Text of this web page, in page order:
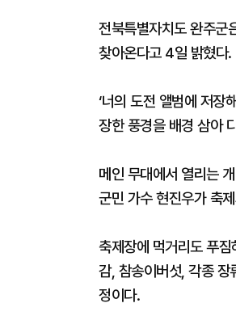
전북특별자치도 완주
찾아온다고 4일 밝혔다.
‘너의 도전 앨범에 저장
장한 풍경을 배경 삼아
메인 무대에서 열리는
군민 가수 현진우가 축
축제장에 먹거리도 푸
감, 참송이버섯, 각종 장
정이다.